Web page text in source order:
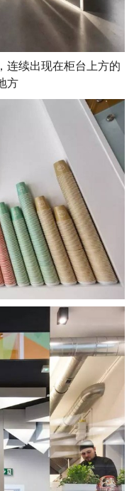
连续出现在柜台上方的
方